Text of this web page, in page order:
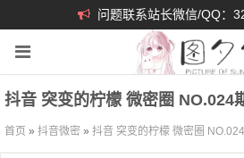
问题联系站长微信/QQ：
抖音 突变的柠檬 微密圈 NO.024
首页 » 抖音微密 » 抖音 突变的柠檬 微密圈 NO.024